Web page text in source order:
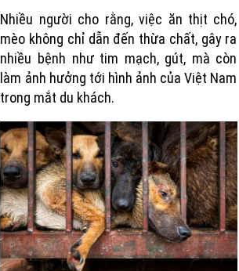
Nhiều người cho rằng, việc ăn thịt chó,
mèo không chỉ dẫn đến thừa chất, gây ra
nhiều bệnh như tim mạch, gút, mà còn
làm ảnh hưởng tới hình ảnh của Việt Nam
trong mắt du khách.